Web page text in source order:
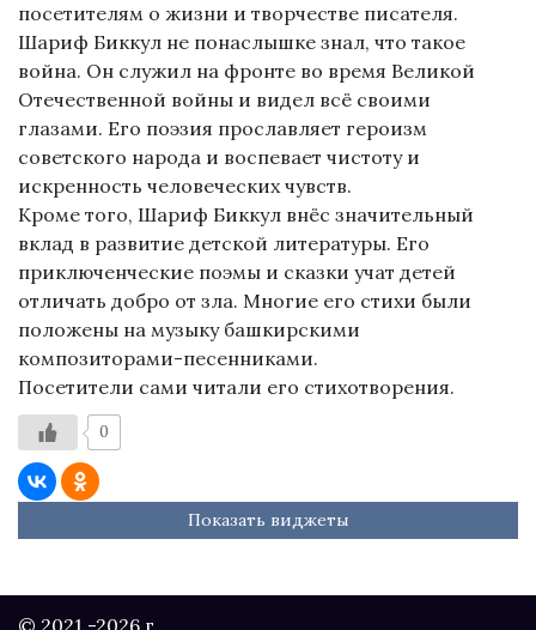
посетителям о жизни и творчестве писателя.
Шариф Биккул не понаслышке знал, что такое
война. Он служил на фронте во время Великой
Отечественной войны и видел всё своими
глазами. Его поэзия прославляет героизм
советского народа и воспевает чистоту и
искренность человеческих чувств.
Кроме того, Шариф Биккул внёс значительный
вклад в развитие детской литературы. Его
приключенческие поэмы и сказки учат детей
отличать добро от зла. Многие его стихи были
положены на музыку башкирскими
композиторами-песенниками.
Посетители сами читали его стихотворения.
0
Показать виджеты